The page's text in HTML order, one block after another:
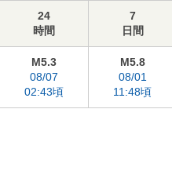
24
時間
7
日間
M5.3
08/07
02:43頃
M5.8
08/01
11:48頃